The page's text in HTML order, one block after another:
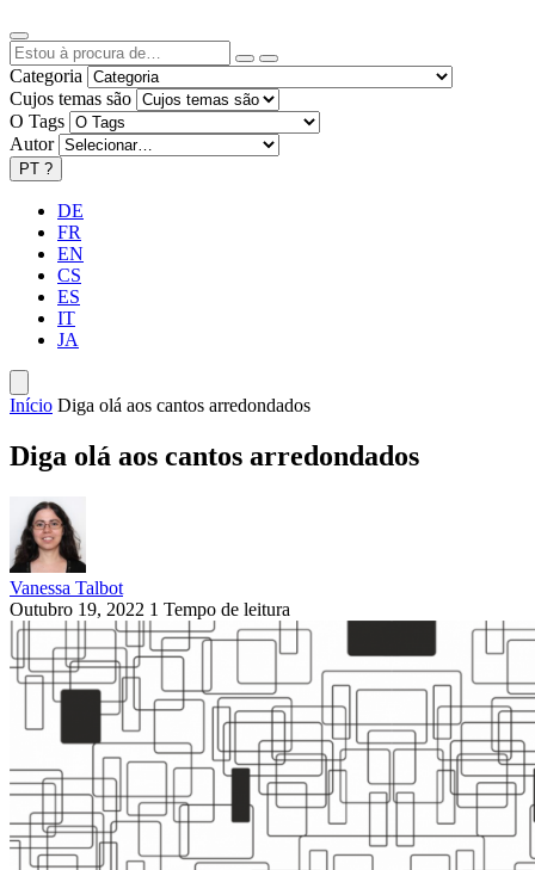
Categoria
Cujos temas são
O Tags
Autor
PT ?
DE
FR
EN
CS
ES
IT
JA
Início Diga olá aos cantos arredondados
Diga olá aos cantos arredondados
Vanessa Talbot
Outubro 19, 2022 1 Tempo de leitura